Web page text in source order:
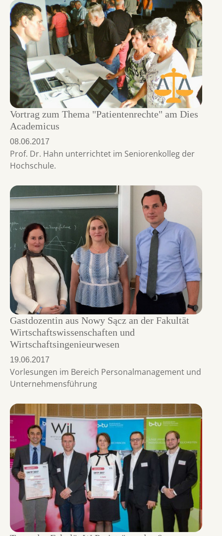
Vortrag zum Thema "Patientenrechte" am Dies
Academicus
08.06.2017
Prof. Dr. Hahn unterrichtet im Seniorenkolleg der
Hochschule.
Gastdozentin aus Nowy Sącz an der Fakultät
Wirtschaftswissenschaften und
Wirtschaftsingenieurwesen
19.06.2017
Vorlesungen im Bereich Personalmanagement und
Unternehmensführung